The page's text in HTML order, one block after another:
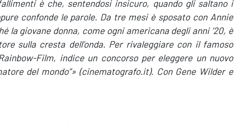
è che, sentendosi insicuro, quando gli saltano i
confonde le parole. Da tre mesi è sposato con Annie
la giovane donna, come ogni americana degli anni ’20, è
sulla cresta dell’onda. Per rivaleggiare con il famoso
Film, indice un concorso per eleggere un nuovo
del mondo”» (cinematografo.it). Con Gene Wilder e